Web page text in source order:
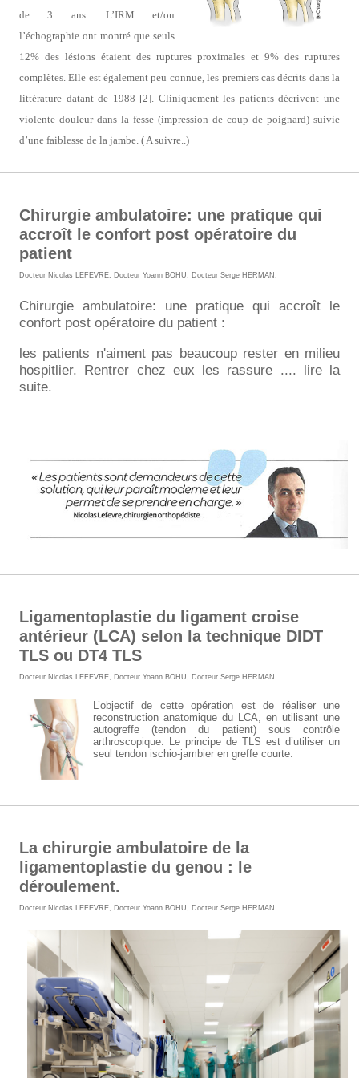
de 3 ans. L’IRM et/ou
l’échographie ont montré que seuls
12% des lésions étaient des ruptures proximales et 9% des ruptures
complètes. Elle est également peu connue, les premiers cas décrits dans la
littérature datant de 1988 [2]. Cliniquement les patients décrivent une
violente douleur dans la fesse (impression de coup de poignard) suivie
d’une faiblesse de la jambe. ( A suivre..)
Chirurgie ambulatoire: une pratique qui
accroît le confort post opératoire du
patient
Docteur Nicolas LEFEVRE Docteur Yoann BOHU Docteur Serge HERMAN
Chirurgie ambulatoire: une pratique qui accroît le
confort post opératoire du patient :
les patients n'aiment pas beaucoup rester en milieu
hospitlier. Rentrer chez eux les rassure .... lire la
suite.
Ligamentoplastie du ligament croise
antérieur (LCA) selon la technique DIDT
TLS ou DT4 TLS
Docteur Nicolas LEFEVRE, Docteur Yoann BOHU, Docteur Serge HERMAN .
L’objectif de cette opération est de réaliser une
reconstruction anatomique du LCA, en utilisant une
autogreffe (tendon du patient) sous contrôle
arthroscopique. Le principe de TLS est d’utiliser un
seul tendon ischio-jambier en greffe courte.
La chirurgie ambulatoire de la
ligamentoplastie du genou : le
déroulement.
Docteur Nicolas LEFEVRE, Docteur Yoann BOHU, Docteur Serge HERMAN .